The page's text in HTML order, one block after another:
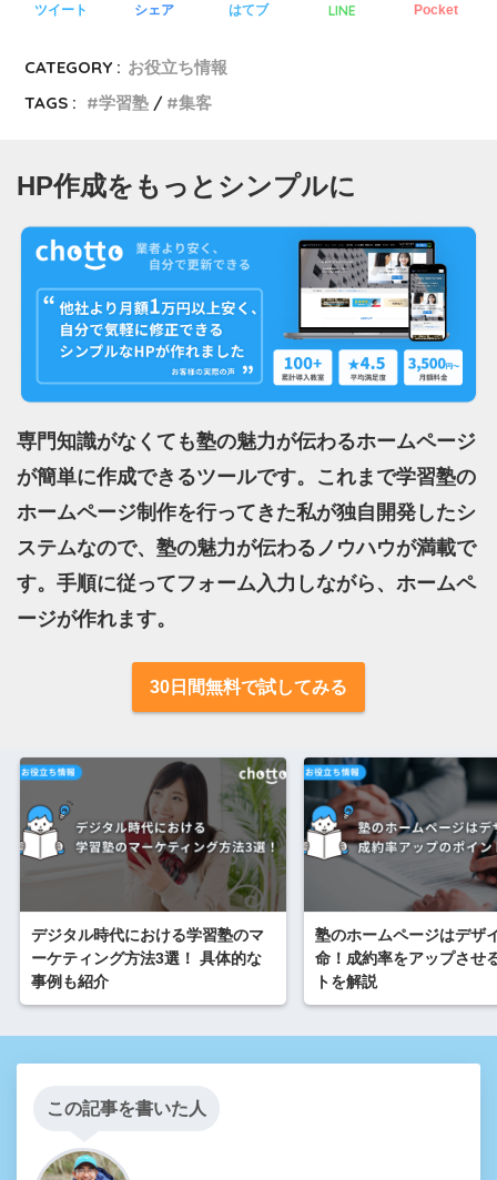
ツイート シェア はてブ LINE Pocket
CATEGORY : お役立ち情報
TAGS :
学習塾 集客
HP作成をもっとシンプルに
専門知識がなくても塾の魅力が伝わるホームページ
が簡単に作成できるツールです。これまで学習塾の
ホームページ制作を行ってきた私が独自開発したシ
ステムなので、塾の魅力が伝わるノウハウが満載で
す。手順に従ってフォーム入力しながら、ホームペ
ージが作れます。
30日間無料で試してみる
デジタル時代における学習塾のマ
ーケティング方法3選！ 具体的な
事例も紹介
塾のホームページはデザ
命！成約率をアップさせ
トを解説
この記事を書いた人